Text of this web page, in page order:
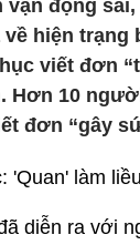
vận động
về hiện trạng
viết đơn
Hơn 10
đơn “gây
'Quan' làm
diễn ra với